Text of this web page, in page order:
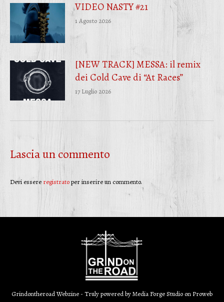
VIDEO NASTY #21
1 Agosto 2026
[NEW TRACK] MESSA: il remix
dei Cold Cave di “At Races”
17 Luglio 2026
Lascia un commento
Devi essere registratoper inserire un commento.
Grindontheroad Webzine - Truly powered byMedia Forge Studio on Proweb